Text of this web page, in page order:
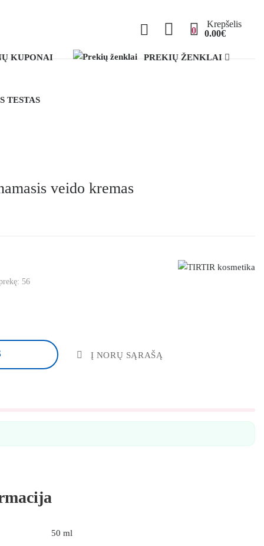
0 0.00€
Krepšelis
KUPONAI PREKIŲ ŽENKLAI
TESTAS
veido kremas
56
Į NORŲ SĄRAŠĄ
50 ml